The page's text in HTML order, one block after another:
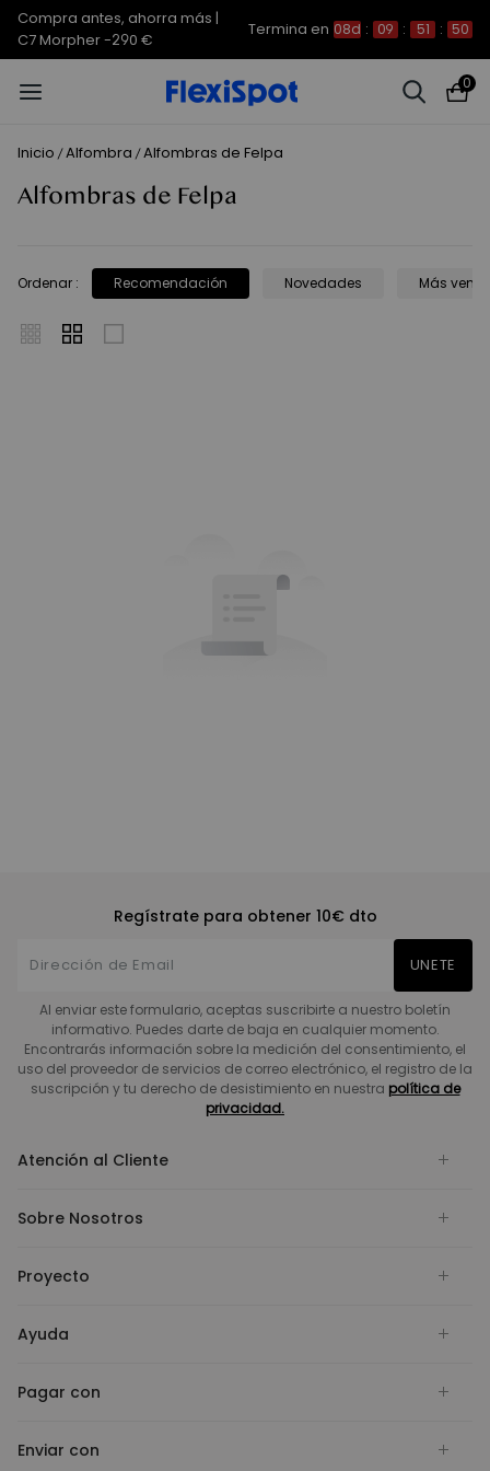
Compra antes, ahorra más |
C7 Morpher -290 €
Termina en 08d : 09 : 51 : 50
0
Inicio /Alfombra /Alfombras de Felpa
Alfombras de Felpa
Ordenar : Recomendación Novedades Más
Regístrate para obtener 10€ dto
UNETE
Al enviar este formulario, aceptas suscribirte a nuestro boletín
informativo. Puedes darte de baja en cualquier momento.
Encontrarás información sobre la medición del consentimiento, el
uso del proveedor de servicios de correo electrónico, el registro de la
suscripción y tu derecho de desistimiento en nuestra política de
privacidad.
Atención al Cliente
Sobre Nosotros
Proyecto
Ayuda
Pagar con
Enviar con